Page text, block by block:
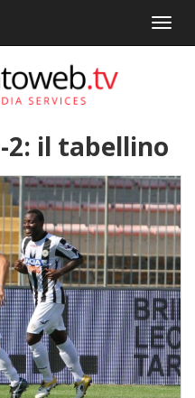
2: il tabellino